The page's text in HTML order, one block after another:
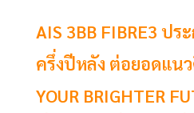
AIS 3BB FIBRE3 ป
ครึ่งปีหลัง ต่อยอดแนว
YOUR BRIGHTER